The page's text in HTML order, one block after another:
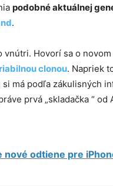
podobné aktuálnej
.
vnútri. Hovorí sa o novom
clonou. Napriek
má podľa zákulisných
prvá „skladačka “
odtiene pre